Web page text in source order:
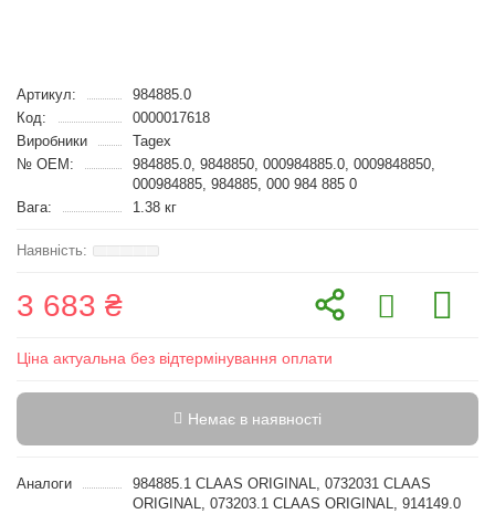
Артикул:
984885.0
Код:
0000017618
Виробники
Tagex
№ OEM:
984885.0, 9848850, 000984885.0, 0009848850,
000984885, 984885, 000 984 885 0
Вага:
1.38 кг
3 683 ₴
Ціна актуальна без відтермінування оплати
Немає в наявності
Аналоги
984885.1 CLAAS ORIGINAL, 0732031 CLAAS
ORIGINAL, 073203.1 CLAAS ORIGINAL, 914149.0